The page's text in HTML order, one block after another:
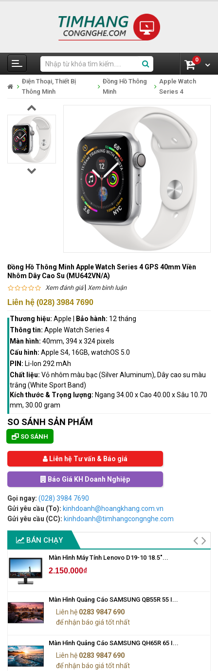
0
Điện Thoại, Thiết Bị
Thông Minh
Đồng Hồ Thông
Minh
Apple Watch
Series 4
Đồng Hồ Thông Minh Apple Watch Series 4 GPS 40mm Viền
Nhôm Dây Cao Su (MU642VN/A)
Xem đánh giá| Xem bình luận
Liên hệ (028) 3984 7690
Thương hiệu: Apple Bảo hành: 12 tháng
Thông tin: Apple Watch Series 4
Màn hình: 40mm, 394 x 324 pixels
Cấu hình: Apple S4, 16GB, watchOS 5.0
PIN: Li-Ion 292 mAh
Chất liệu: Vỏ nhôm màu bạc (Silver Aluminum), Dây cao su màu
trắng (White Sport Band)
Kích thước & Trọng lượng: Ngang 34.00 x Cao 40.00 x Sâu 10.70
mm, 30.00 gram
SO SÁNH SẢN PHẨM
SO SÁNH
Liên hệ Tư vấn & Báo giá
Báo Giá KH Doanh Nghiệp
Gọi ngay: (028) 3984 7690
Gửi yêu cầu (To): kinhdoanh@hoangkhang.com.vn
Gửi yêu cầu (CC): kinhdoanh@timhangcongnghe.com
BÁN CHẠY
Màn Hình Máy Tính Lenovo D19-10 18.5"...
2.150.000₫
Màn Hình Quảng Cáo SAMSUNG QB55R 55 I...
Liên hệ 0283 9847 690
để nhận báo giá tốt nhất
Màn Hình Quảng Cáo SAMSUNG QH65R 65 I...
Liên hệ 0283 9847 690
để nhận báo giá tốt nhất